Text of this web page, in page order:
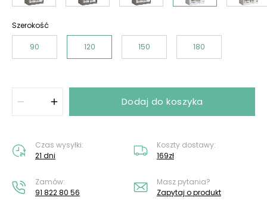
Szerokość
90 120 150 180
Dodaj do koszyka
Czas wysyłki:
21 dni
Koszty dostawy:
169zł
Zamów:
91 822 80 56
Masz pytania?
Zapytaj o produkt